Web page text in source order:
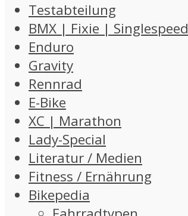
Testabteilung
BMX | Fixie | Singlespeed
Enduro
Gravity
Rennrad
E-Bike
XC | Marathon
Lady-Special
Literatur / Medien
Fitness / Ernährung
Bikepedia